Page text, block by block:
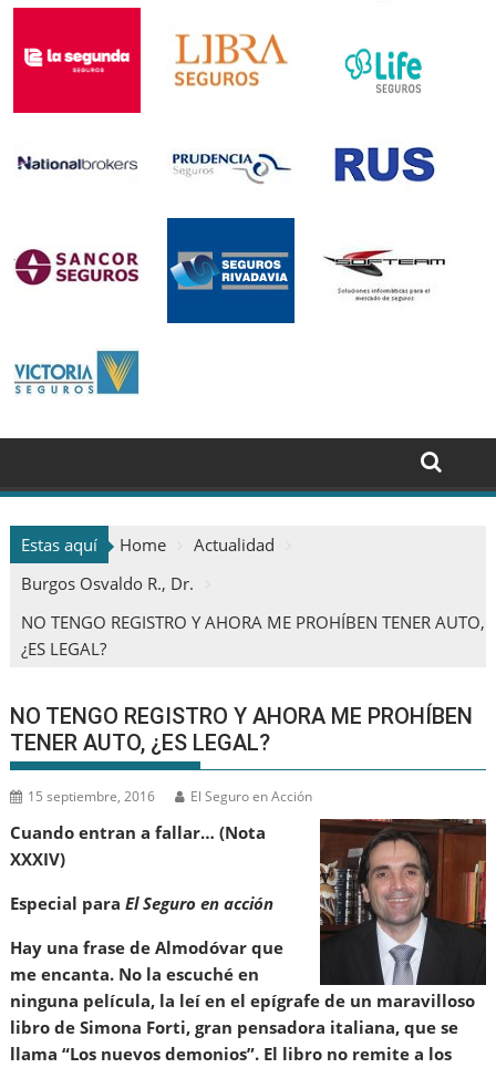
Estas aquí Home
Actualidad
Burgos Osvaldo R., Dr.
NO TENGO REGISTRO Y AHORA ME PROHÍBEN TENER AUTO,
¿ES LEGAL?
NO TENGO REGISTRO Y AHORA ME PROHÍBEN
TENER AUTO, ¿ES LEGAL?
15 septiembre, 2016 El Seguro en Acción
Cuando entran a fallar… (Nota
XXXIV)
Especial paraEl Seguro en acción
Hay una frase de Almodóvar que
me encanta. No la escuché en
ninguna película, la leí en el epígrafe de un maravilloso
libro de Simona Forti, gran pensadora italiana, que se
llama “Los nuevos demonios”. El libro no remite a los